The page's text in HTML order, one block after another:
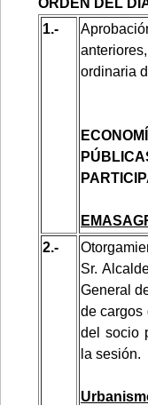
1.-
ordinaria
2.-
Sr.
General
de cargos
del socio
la sesión.